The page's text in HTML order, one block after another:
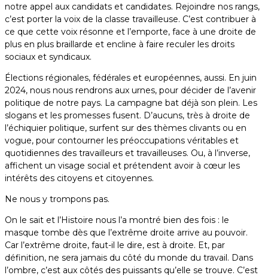
notre appel aux candidats et candidates. Rejoindre nos rangs,
c’est porter la voix de la classe travailleuse. C’est contribuer à
ce que cette voix résonne et l’emporte, face à une droite de
plus en plus braillarde et encline à faire reculer les droits
sociaux et syndicaux.
Élections régionales, fédérales et européennes, aussi. En juin
2024, nous nous rendrons aux urnes, pour décider de l’avenir
politique de notre pays. La campagne bat déjà son plein. Les
slogans et les promesses fusent. D’aucuns, très à droite de
l’échiquier politique, surfent sur des thèmes clivants ou en
vogue, pour contourner les préoccupations véritables et
quotidiennes des travailleurs et travailleuses. Ou, à l’inverse,
affichent un visage social et prétendent avoir à cœur les
intérêts des citoyens et citoyennes.
Ne nous y trompons pas.
On le sait et l’Histoire nous l’a montré bien des fois : le
masque tombe dès que l’extrême droite arrive au pouvoir.
Car l’extrême droite, faut-il le dire, est à droite. Et, par
définition, ne sera jamais du côté du monde du travail. Dans
l’ombre, c’est aux côtés des puissants qu’elle se trouve. C’est